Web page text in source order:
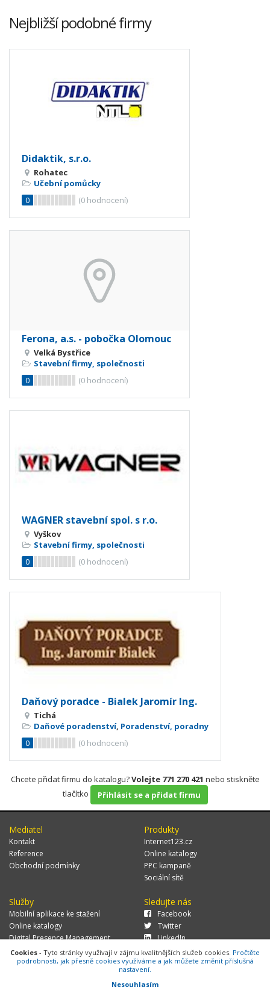
Nejbližší podobné firmy
Didaktik, s.r.o.
Rohatec
Učební pomůcky
0
(0 hodnocení)
Ferona, a.s. - pobočka Olomouc
Velká Bystřice
Stavební firmy, společnosti
0
(0 hodnocení)
WAGNER stavební spol. s r.o.
Vyškov
Stavební firmy, společnosti
0
(0 hodnocení)
Daňový poradce - Bialek Jaromír Ing.
Tichá
Daňové poradenství, Poradenství, poradny
0
(0 hodnocení)
Chcete přidat firmu do katalogu?Volejte 771 270 421 nebo stiskněte
tlačítko
Přihlásit se a přidat firmu
Mediatel
Kontakt
Reference
Obchodní podmínky
Produkty
Internet123.cz
Online katalogy
PPC kampaně
Sociální sítě
Služby
Mobilní aplikace ke stažení
Online katalogy
Digital Presence Management
Více zákazníků
Sledujte nás
Facebook
Twitter
LinkedIn
© 2026 MEDIATEL CZ, s.r.o.,Za Potokem 46/4, 106 00 Praha 10, tel.:
Cookies - Tyto stránky využívají v zájmu kvalitnějších služeb cookies. Pročtěte
podrobnosti, jak přesně cookies využíváme a jak můžete změnit příslušná
nastavení.
Nesouhlasím